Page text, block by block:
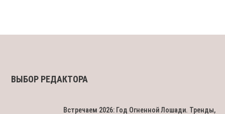
ВЫБОР РЕДАКТОРА
Встречаем 2026: Год Огненной Лошади. Тренды,